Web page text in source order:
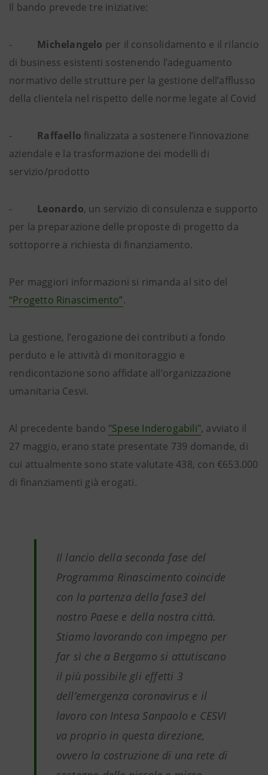
Il bando prevede tre iniziative:
- Michelangelo per il consolidamento e il rilancio
di business esistenti sostenendo l’adeguamento
normativo delle strutture per la gestione dell’afflusso
della clientela nel rispetto delle norme legate al Covid
- Raffaello finalizzata a sostenere l’innovazione
aziendale e la trasformazione dei modelli di
servizio/prodotto
- Leonardo, un servizio di consulenza e supporto
per la preparazione delle proposte di progetto da
sottoporre a richiesta di finanziamento.
Per maggiori informazioni si rimanda al sito del
“Progetto Rinascimento”.
La gestione, l’erogazione dei contributi a fondo
perduto e le attività di monitoraggio e
rendicontazione sono affidate all’organizzazione
umanitaria Cesvi.
Al precedente bando "Spese Inderogabili", avviato il
27 maggio, erano state presentate 739 domande, di
cui attualmente sono state valutate 438, con €653.000
di finanziamenti già erogati.
Il lancio della seconda fase del
Programma Rinascimento coincide
con la partenza della fase3 del
nostro Paese e della nostra città.
Stiamo lavorando con impegno per
far sì che a Bergamo si attutiscano
il più possibile gli effetti 3
dell’emergenza coronavirus e il
lavoro con Intesa Sanpaolo e CESVI
va proprio in questa direzione,
ovvero la costruzione di una rete di